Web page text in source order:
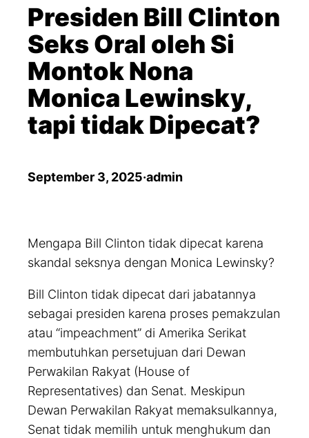
a
r
c
h
Presiden Bill Clinton
Seks Oral oleh Si
Montok Nona
Monica Lewinsky,
tapi tidak Dipecat?
September 3, 2025·admin
Mengapa Bill Clinton tidak dipecat karena
skandal seksnya dengan Monica Lewinsky?
Bill Clinton tidak dipecat dari jabatannya
sebagai presiden karena proses pemakzulan
atau “impeachment” di Amerika Serikat
membutuhkan persetujuan dari Dewan
Perwakilan Rakyat (House of
Representatives) dan Senat. Meskipun
Dewan Perwakilan Rakyat memaksulkannya,
Senat tidak memilih untuk menghukum dan